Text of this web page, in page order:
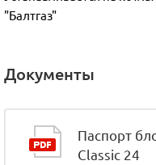
"Балтгаз"
Документы
Паспорт
Classic 24